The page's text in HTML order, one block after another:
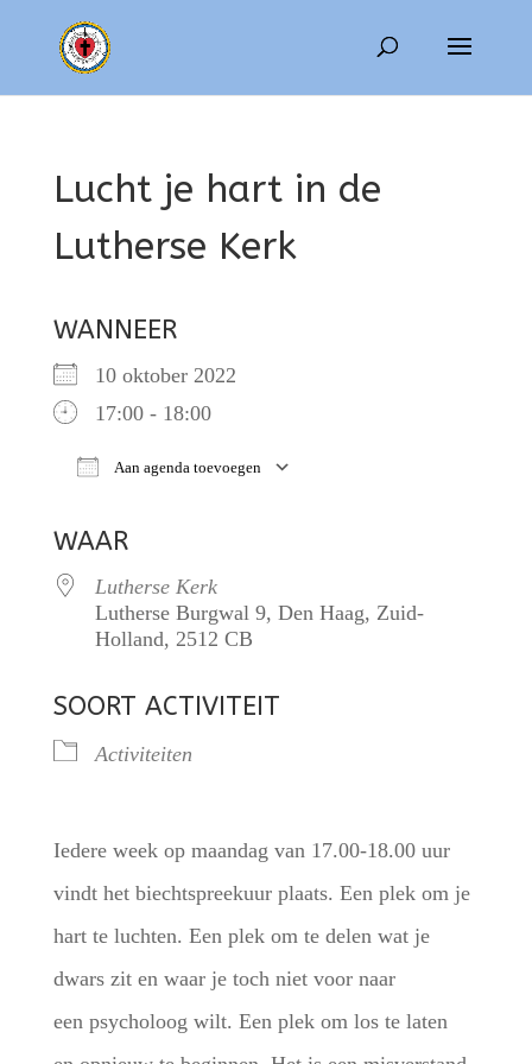
Lucht je hart in de
Lutherse Kerk
WANNEER
10 oktober 2022
17:00 - 18:00
Aan agenda toevoegen
WAAR
Lutherse Kerk
Lutherse Burgwal 9, Den Haag, Zuid-
Holland, 2512 CB
SOORT ACTIVITEIT
Activiteiten
Iedere week op maandag van 17.00-18.00 uur
vindt het biechtspreekuur plaats. Een plek om je
hart te luchten. Een plek om te delen wat je
dwars zit en waar je toch niet voor naar
een psycholoog wilt. Een plek om los te laten